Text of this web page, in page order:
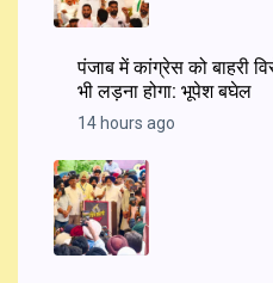
पंजाब में कांग्रेस को बाहरी
भी लड़ना होगा: भूपेश बघेल
14 hours ago